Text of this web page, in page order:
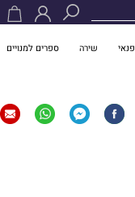
פנאי שירה ספרים למנויים